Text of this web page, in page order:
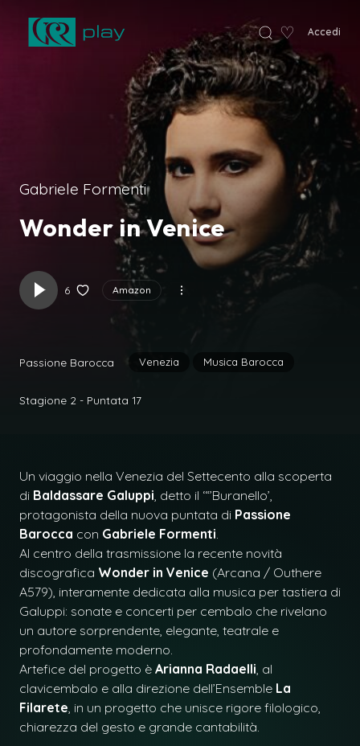
♡ Accedi
Gabriele Formenti
Wonder in Venice
6 Amazon
Passione Barocca Venezia Musica Barocca
Stagione 2 - Puntata 17
Un viaggio nella Venezia del Settecento alla scoperta
di Baldassare Galuppi, detto il ‘“’Buranello’,
protagonista della nuova puntata di Passione
Barocca con Gabriele Formenti.
Al centro della trasmissione la recente novità
discografica Wonder in Venice (Arcana / Outhere
A579), interamente dedicata alla musica per tastiera di
Galuppi: sonate e concerti per cembalo che rivelano
un autore sorprendente, elegante, teatrale e
profondamente moderno.
Artefice del progetto è Arianna Radaelli, al
clavicembalo e alla direzione dell’Ensemble La
Filarete, in un progetto che unisce rigore filologico,
chiarezza del gesto e grande cantabilità.